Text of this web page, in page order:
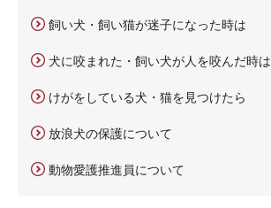
飼い犬・飼い猫が迷子になった時は
犬に咬まれた・飼い犬が人を咬んだ時は
けがをしている犬・猫を見つけたら
放浪犬の保護について
動物愛護推進員について